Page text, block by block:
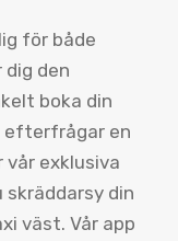
för både
dig den
boka din
efterfrågar en
vår exklusiva
skräddarsy din
väst. Vår app